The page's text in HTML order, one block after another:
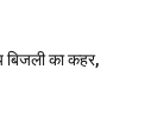
बिजली का कहर,